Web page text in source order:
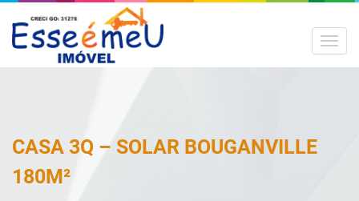
MENU
CASA 3Q – SOLAR BOUGANVILLE
180M²